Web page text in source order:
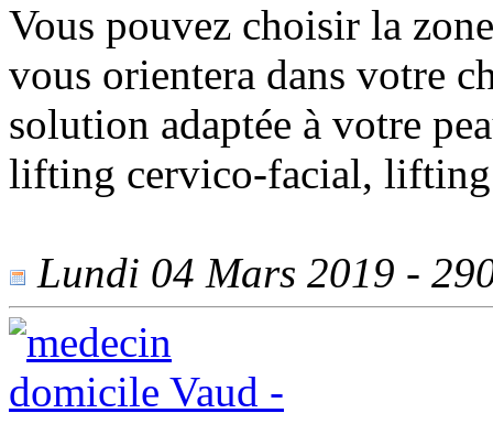
Vous pouvez choisir la
vous orientera dans votre
solution adaptée à votre
lifting cervico-facial,
Lundi 04 Mars 2019 -